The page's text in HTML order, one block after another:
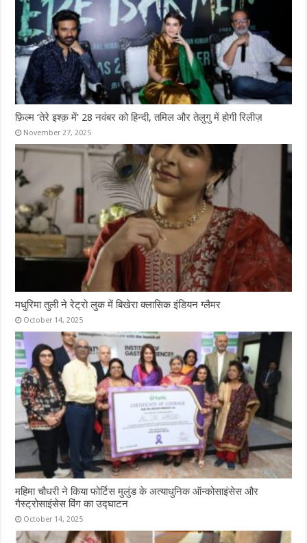
फ़िल्म ‘तेरे इश्क़ में’ 28 नवंबर को हिन्दी, तमिल और तेलुगु में होगी रिलीज़
November 27, 2025
मधुरिमा तुली ने रेट्रो लुक में बिखेरा क्लासिक इंडियन ग्लैमर
October 14, 2025
महिमा चौधरी ने किया फोर्टिस मुलुंड के अत्याधुनिक ऑन्कोसाइंसेस और
गैस्ट्रोसाइंसेस विंग का उद्घाटन
October 14, 2025